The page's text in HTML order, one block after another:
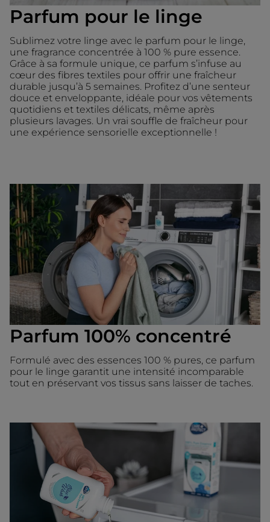
Parfum pour le linge
Sublimez votre linge avec le parfum pour le linge,
une fragrance concentrée à 100 % pure essence.
Grâce à sa formule unique, ce parfum s’infuse au
cœur des fibres textiles pour offrir une fraîcheur
durable jusqu’à 5 semaines. Profitez d’une senteur
douce et enveloppante, idéale pour vos vêtements
quotidiens et textiles délicats, même après
plusieurs lavages. Un vrai souffle de fraîcheur pour
une expérience sensorielle exceptionnelle !
Parfum 100% concentré
Formulé avec des essences 100 % pures, ce parfum
pour le linge garantit une intensité incomparable
tout en préservant vos tissus sans laisser de taches.